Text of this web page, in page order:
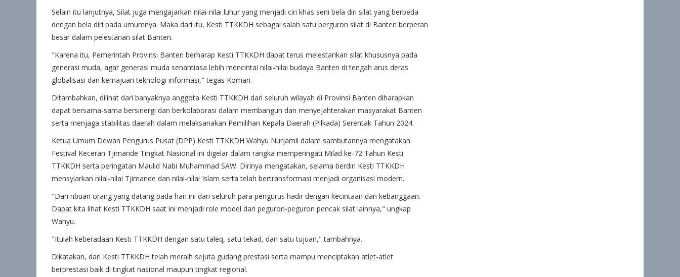
Selain itu lanjutnya, Silat juga mengajarkan nilai-nilai luhur yang menjadi ciri khas seni bela diri silat yang berbeda
dengan bela diri pada umumnya. Maka dari itu, Kesti TTKKDH sebagai salah satu perguron silat di Banten berperan
besar dalam pelestarian silat Banten.
"Karena itu, Pemerintah Provinsi Banten berharap Kesti TTKKDH dapat terus melestarikan silat khususnya pada
generasi muda, agar generasi muda senantiasa lebih mencintai nilai-nilai budaya Banten di tengah arus deras
globalisasi dan kemajuan teknologi informasi," tegas Komari.
Ditambahkan, dilihat dari banyaknya anggota Kesti TTKKDH dari seluruh wilayah di Provinsi Banten diharapkan
dapat bersama-sama bersinergi dan berkolaborasi dalam membangun dan menyejahterakan masyarakat Banten
serta menjaga stabilitas daerah dalam melaksanakan Pemilihan Kepala Daerah (Pilkada) Serentak Tahun 2024.
Ketua Umum Dewan Pengurus Pusat (DPP) Kesti TTKKDH Wahyu Nurjamil dalam sambutannya mengatakan
Festival Keceran Tjimande Tingkat Nasional ini digelar dalam rangka memperingati Milad ke-72 Tahun Kesti
TTKKDH serta peringatan Maulid Nabi Muhammad SAW. Dirinya mengatakan, selama berdiri Kesti TTKKDH
mensyiarkan nilai-nilai Tjimande dan nilai-nilai Islam serta telah bertransformasi menjadi organisasi modern.
"Dari ribuan orang yang datang pada hari ini dari seluruh para pengurus hadir dengan kecintaan dan kebanggaan.
Dapat kita lihat Kesti TTKKDH saat ini menjadi role model dari peguron-peguron pencak silat lainnya," ungkap
Wahyu.
"Itulah keberadaan Kesti TTKKDH dengan satu taleq, satu tekad, dan satu tujuan," tambahnya.
Dikatakan, dari Kesti TTKKDH telah meraih sejuta gudang prestasi serta mampu menciptakan atlet-atlet
berprestasi baik di tingkat nasional maupun tingkat regional.